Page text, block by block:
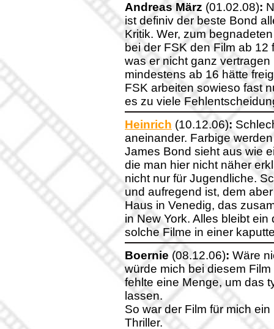
Andreas März (01.02.08):
ist definiv der beste Bond
Kritik. Wer, zum
bei der FSK den Film ab
was er nicht ganz
mindestens ab 16 hätte
FSK arbeiten sowieso fast
es zu viele
Heinrich (10.12.06):
aneinander. Farbige
James Bond sieht aus wie
die man hier nicht näher
nicht nur für Jugendliche.
und aufregend ist, dem
Haus in Venedig, das
in New York. Alles bleibt
solche Filme in einer
Boernie (08.12.06): Wäre
würde mich bei diesem
fehlte eine Menge, um das
lassen.
So war der Film für mich
Thriller.